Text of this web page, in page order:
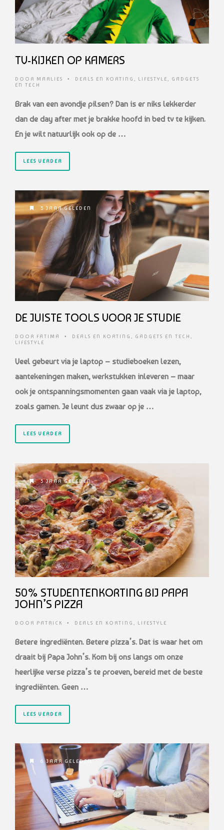
TV-KIJKEN OP KAMERS
DOOR MARLIES • DEALS EN KORTING , LIFESTYLE, GADGETS
EN TECH
Brak van een avondje pilsen? Dan is er niks lekkerder
dan de day after met je brakke hoofd in bed tv te kijken.
En je wilt natuurlijk ook op de …
LEES VERDER
5 JAAR GELEDEN
DE JUISTE TOOLS VOOR JE STUDIE
DOOR FATIMA • DEALS EN KORTING , GADGETS EN TECH ,
LIFESTYLE
Veel gebeurt via je laptop – studieboeken lezen,
aantekeningen maken, werkstukken inleveren – maar
ook je ontspanningsmomenten gaan vaak via je laptop,
zoals gamen. Je leunt dus zwaar op je …
LEES VERDER
5 JAAR GELEDEN
50% STUDENTENKORTING BIJ PAPA
JOHN’S PIZZA
DOOR PATRICK • DEALS EN KORTING LIFESTYLE
Betere ingrediënten. Betere pizza’s. Dat is waar het om
draait bij Papa John’s. Kom bij ons langs om onze
heerlijke verse pizza’s te proeven, bereid met de beste
ingrediënten. Geen …
LEES VERDER
6 JAAR GELEDEN